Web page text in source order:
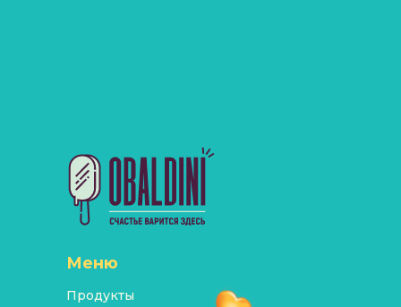
Меню
Продукты